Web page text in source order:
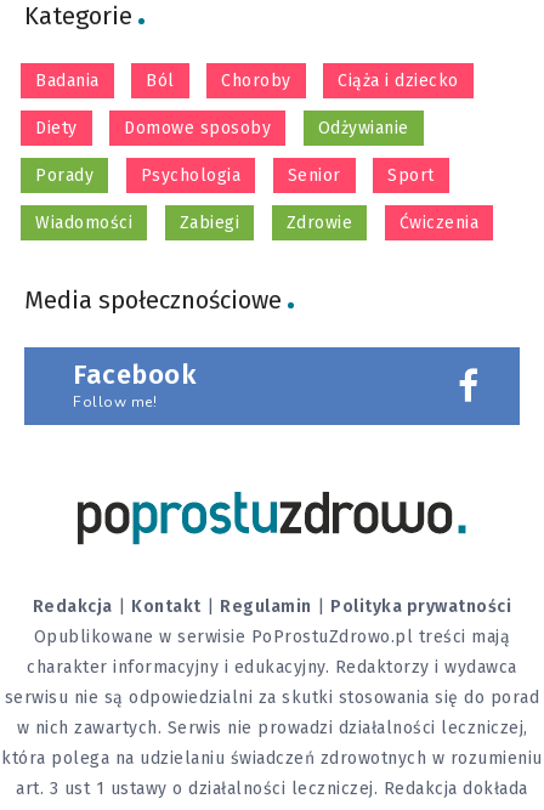
Kategorie
Badania Ból Choroby Ciąża i dziecko
Diety Domowe sposoby Odżywianie
Porady Psychologia Senior Sport
Wiadomości Zabiegi Zdrowie Ćwiczenia
Media społecznościowe
Facebook
Follow me!
Redakcja Kontakt Regulamin
Polityka prywatności
Opublikowane w serwisie PoProstuZdrowo.pl treści mają
charakter informacyjny i edukacyjny. Redaktorzy i wydawca
serwisu nie są odpowiedzialni za skutki stosowania się do porad
w nich zawartych. Serwis nie prowadzi działalności leczniczej,
która polega na udzielaniu świadczeń zdrowotnych w rozumieniu
art. 3 ust 1 ustawy o działalności leczniczej. Redakcja dokłada